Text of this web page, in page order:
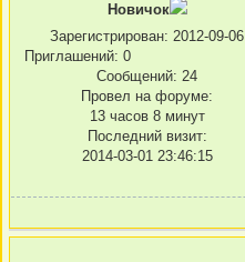
Новичок
Зарегистрирован: 2012-09-06
Приглашений: 0
Сообщений: 24
Провел на форуме:
13 часов 8 минут
Последний визит:
2014-03-01 23:46:15